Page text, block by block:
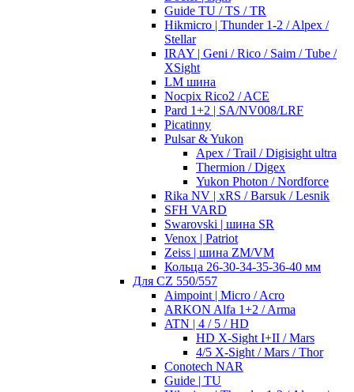
Guide TU / TS / TR
Hikmicro | Thunder 1-2 / Alpex /
Stellar
IRAY | Geni / Rico / Saim / Tube /
XSight
LM шина
Nocpix Rico2 / ACE
Pard 1+2 | SA/NV008/LRF
Picatinny
Pulsar & Yukon
Apex / Trail / Digisight ultra
Thermion / Digex
Yukon Photon / Nordforce
Rika NV | xRS / Barsuk / Lesnik
SFH VARD
Swarovski | шина SR
Venox | Patriot
Zeiss | шина ZM/VM
Кольца 26-30-34-35-36-40 мм
Для CZ 550/557
Aimpoint | Micro / Acro
ARKON Alfa 1+2 / Arma
ATN | 4 / 5 / HD
HD X-Sight I+II / Mars
4/5 X-Sight / Mars / Thor
Conotech NAR
Guide | TU